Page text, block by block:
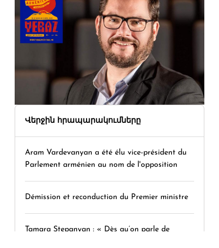
Վերջին հրապարակումները
Aram Vardevanyan a été élu vice-président du
Parlement arménien au nom de l'opposition
Démission et reconduction du Premier ministre
Tamara Stepanyan : « Dès qu’on parle de